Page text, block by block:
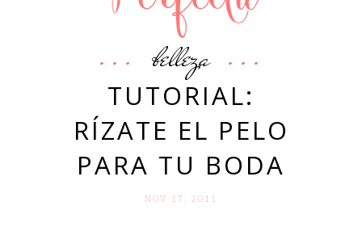
belleza
TUTORIAL:
RÍZATE EL PELO
PARA TU BODA
NOV 17. 2011